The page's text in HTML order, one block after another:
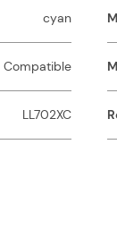
cyan
Compatible
LL702XC